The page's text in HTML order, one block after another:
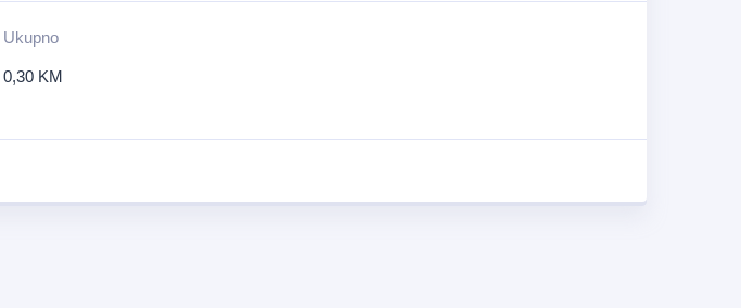
Ukupno
0,30 KM